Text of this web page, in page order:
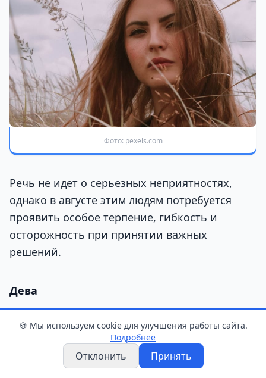
Фото: pexels.com
Речь не идет о серьезных неприятностях,
однако в августе этим людям потребуется
проявить особое терпение, гибкость и
осторожность при принятии важных
решений.
Дева
В августе у Дев может возникнуть чувство,
что на их плечи свалилось слишком много
дел одновременно. Рабочие задачи, личные
🍪 Мы используем cookie для улучшения работы сайта.
Подробнее
Отклонить Принять